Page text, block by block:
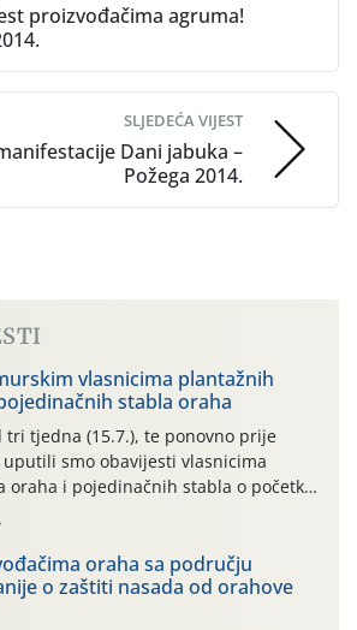
proizvođačima agruma!
SLJEDEĆA VIJEST
Dani jabuka –
Požega 2014.
vlasnicima plantažnih
stabla oraha
tri tjedna (15.7.), te ponovno prije
uputili smo obavijesti vlasnicima
oraha i pojedinačnih stabla o početku
usmjerenog suzbijanja
completa)! Već dvanaest dana
“toplinski udar”, koji naročito
dana (31.7.-05.8.), jer najviše
[…]
oraha sa području
o zaštiti nasada od orahove